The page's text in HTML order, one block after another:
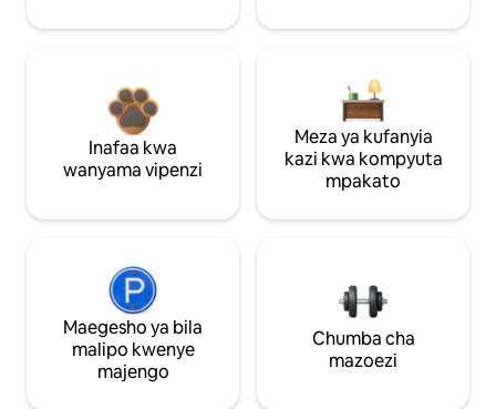
Inafaa kwa
wanyama vipenzi
Meza ya kufanyia
kazi kwa kompyuta
mpakato
Maegesho ya bila
malipo kwenye
majengo
Chumba cha
mazoezi